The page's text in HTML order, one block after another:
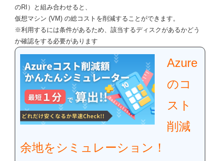
のRI）と組み合わせると、
仮想マシン (VM) の総コストを削減することができます。
※利用するには条件があるため、該当するディスクがあるかどう
か確認をする必要があります
Azure
のコ
スト
削減
余地をシミュレーション！